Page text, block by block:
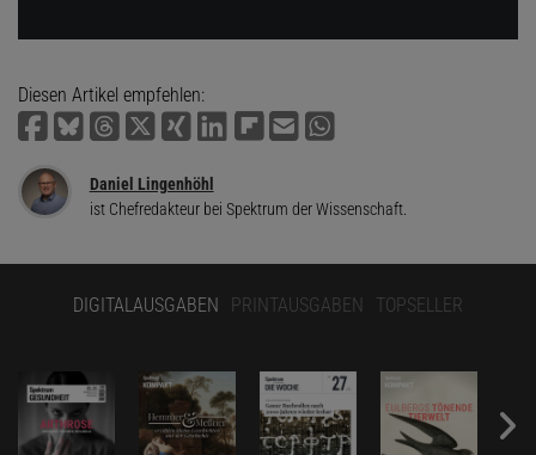
Diesen Artikel empfehlen:
Daniel Lingenhöhl
ist Chefredakteur bei Spektrum der Wissenschaft.
DIGITALAUSGABEN PRINTAUSGABEN TOPSELLER